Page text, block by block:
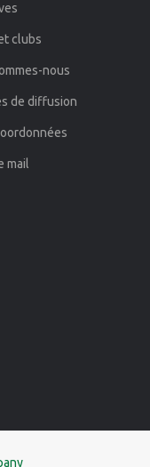
clubs
nous
de diffusion
mail